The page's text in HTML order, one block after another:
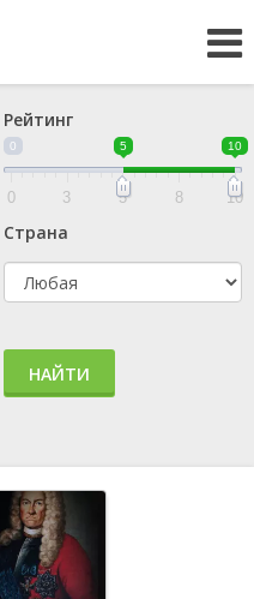
Рейтинг
0 5 10
0 3 5 8 10
Страна
НАЙТИ